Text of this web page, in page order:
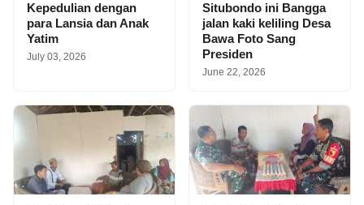
Kepedulian dengan
para Lansia dan Anak
Yatim
July 03, 2026
Situbondo ini Bangga
jalan kaki keliling Desa
Bawa Foto Sang
Presiden
June 22, 2026